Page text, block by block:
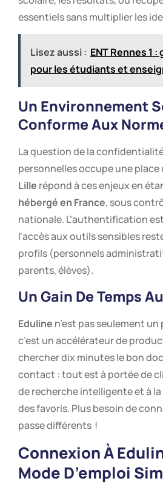
essentiels sans multiplier les
Lisez aussi : ENT Rennes 1
pour les étudiants et
Un Environnement
Conforme Aux
La question de la
personnelles occupe une place
Lille répond à ces enjeux en
hébergé en France, sous
nationale. L’authentification
l’accès aux outils sensibles
profils (personnels
parents, élèves).
Un Gain De Temps
Eduline n’est pas seulement
c’est un accélérateur de
chercher dix minutes le bon
contact : tout est à portée de
de recherche intelligente et à
des favoris. Plus besoin de
passe différents !
Connexion À
Mode D’emploi